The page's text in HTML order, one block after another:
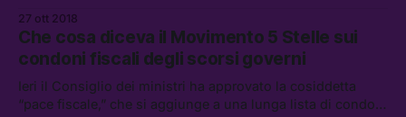
27 ott 2018
Che cosa diceva il Movimento 5 Stelle sui
condoni fiscali degli scorsi governi
Ieri il Consiglio dei ministri ha approvato la cosiddetta
“pace fiscale,” che si aggiunge a una lunga lista di condoni